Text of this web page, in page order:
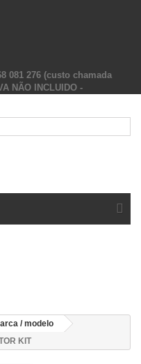
081 276 (custo chamada
NÃO INCLUIDO -
/ modelo
KIT